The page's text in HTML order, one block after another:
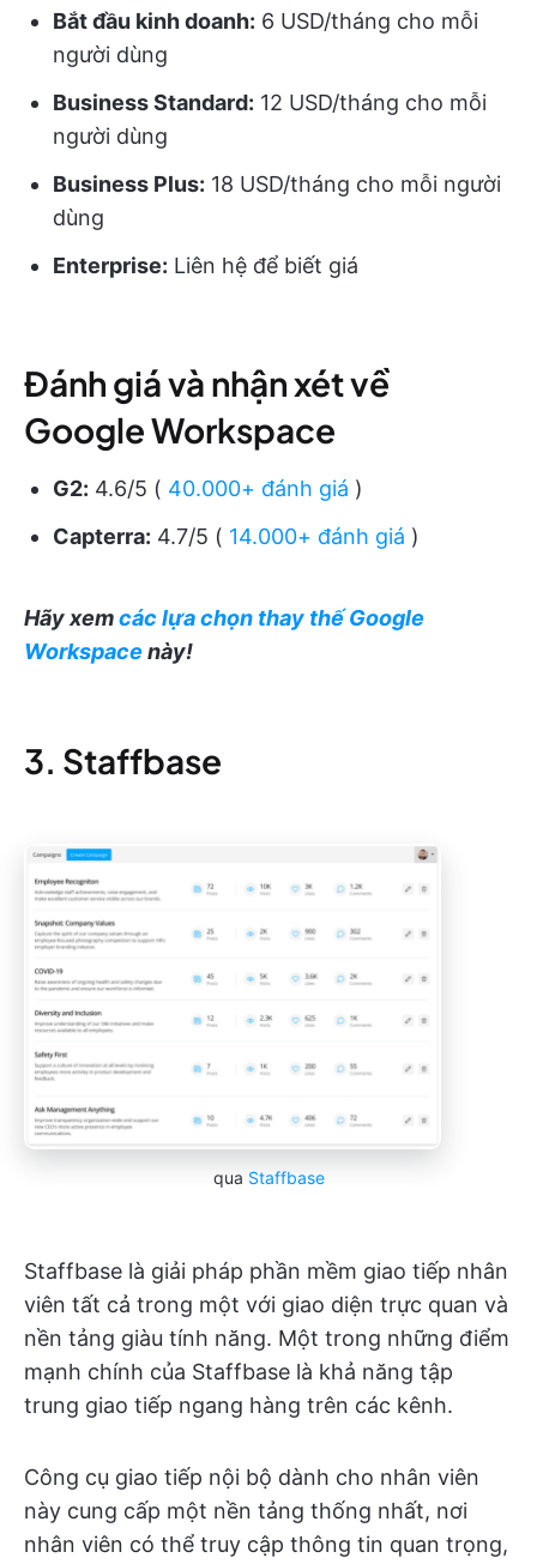
Bắt đầu kinh doanh: 6 USD/tháng cho mỗi
người dùng
Business Standard: 12 USD/tháng cho mỗi
người dùng
Business Plus: 18 USD/tháng cho mỗi người
dùng
Enterprise: Liên hệ để biết giá
Đánh giá và nhận xét về
Google Workspace
G2: 4.6/5 ( 40.000+ đánh giá )
Capterra: 4.7/5 ( 14.000+ đánh giá )
Hãy xemcác lựa chọn thay thế Google
Workspace này!
3. Staffbase
qua Staffbase
Staffbase là giải pháp phần mềm giao tiếp nhân
viên tất cả trong một với giao diện trực quan và
nền tảng giàu tính năng. Một trong những điểm
mạnh chính của Staffbase là khả năng tập
trung giao tiếp ngang hàng trên các kênh.
Công cụ giao tiếp nội bộ dành cho nhân viên
này cung cấp một nền tảng thống nhất, nơi
nhân viên có thể truy cập thông tin quan trọng,